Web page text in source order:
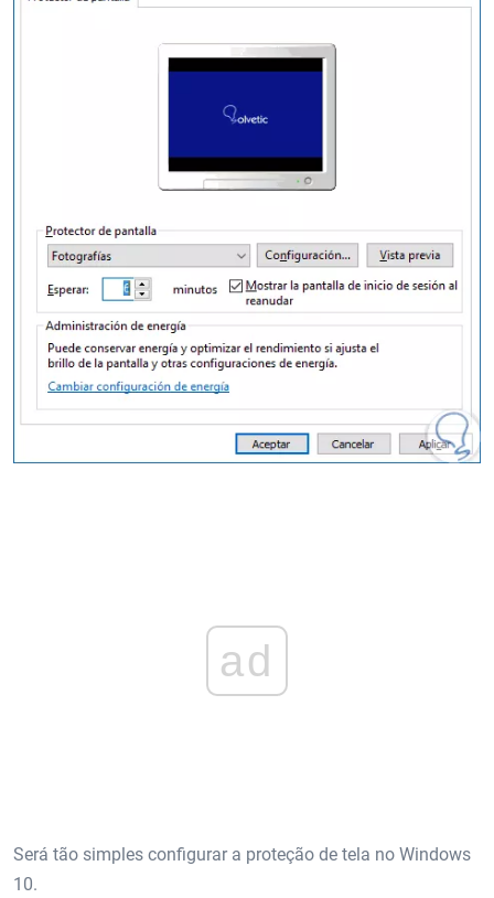
ad
Será tão simples configurar a proteção de tela no Windows
10.